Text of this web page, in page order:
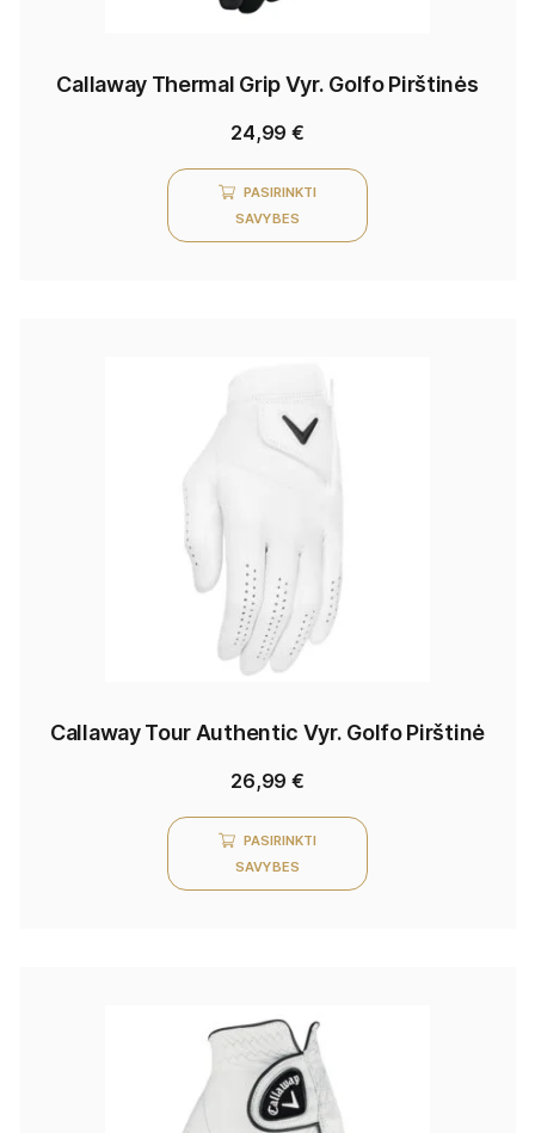
Callaway Thermal Grip Vyr. Golfo Pirštinės
24,99€
PASIRINKTI
SAVYBES
Callaway Tour Authentic Vyr. Golfo Pirštinė
26,99€
PASIRINKTI
SAVYBES